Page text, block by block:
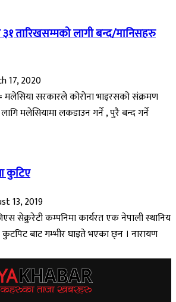
३१ तारिखसम्मको लागी बन्द/मानिसहरु
17, 2020
मलेसिया सरकारले कोरोना भाइरसको संक्रमण
मलेसियामा लकडाउन गर्ने , पुरै बन्द गर्ने
कुटिए
13, 2019
सेक्रुरेटी कम्पनिमा कार्यरत एक नेपाली स्थानिय
बाट गम्भीर घाइते भएका छ्न । नारायण